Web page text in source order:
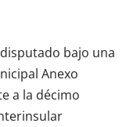
bajo una
Anexo
a la décimo